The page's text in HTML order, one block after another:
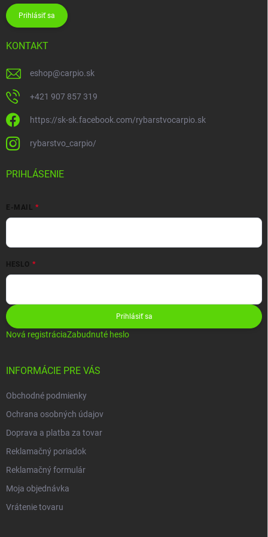
Prihlásiť sa
KONTAKT
eshop@carpio.sk
+421 907 857 319
https://sk-sk.facebook.com/rybarstvocarpio.sk
rybarstvo_carpio/
PRIHLÁSENIE
E-MAIL
HESLO
Prihlásiť sa
Nová registráciaZabudnuté heslo
INFORMÁCIE PRE VÁS
Obchodné podmienky
Ochrana osobných údajov
Doprava a platba za tovar
Reklamačný poriadok
Reklamačný formulár
Moja objednávka
Vrátenie tovaru